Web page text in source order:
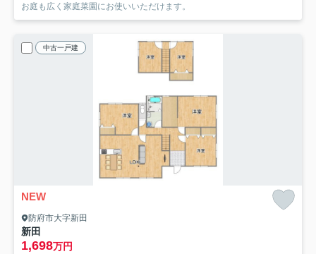
お庭も広く家庭菜園にお使いいただけます。
中古一戸建
NEW
防府市大字新田
新田
1,698万円